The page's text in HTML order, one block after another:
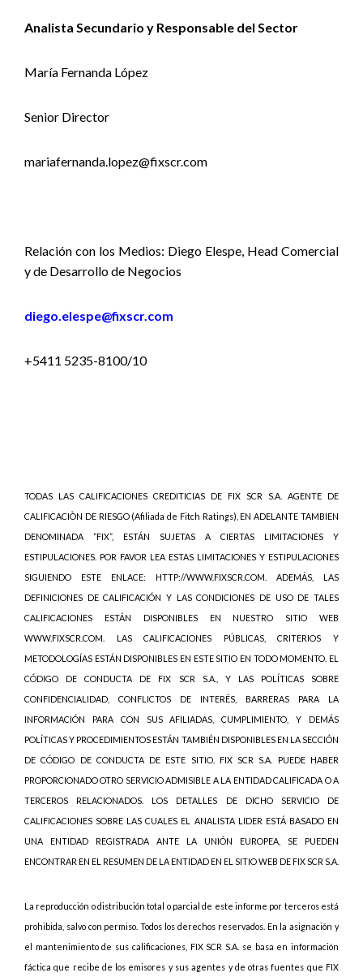
Analista Secundario y Responsable del Sector
María Fernanda López
Senior Director
mariafernanda.lopez@fixscr.com
Relación con los Medios: Diego Elespe, Head Comercial
y de Desarrollo de Negocios
diego.elespe@fixscr.com
+5411 5235-8100/10
TODAS LAS CALIFICACIONES CREDITICIAS DE FIX SCR S.A. AGENTE DE
CALIFICACIÒN DE RIESGO (Afiliada de Fitch Ratings), EN ADELANTE TAMBIEN
DENOMINADA “FIX”, ESTÁN SUJETAS A CIERTAS LIMITACIONES Y
ESTIPULACIONES. POR FAVOR LEA ESTAS LIMITACIONES Y ESTIPULACIONES
SIGUIENDO ESTE ENLACE: HTTP://WWW.FIXSCR.COM. ADEMÁS, LAS
DEFINICIONES DE CALIFICACIÓN Y LAS CONDICIONES DE USO DE TALES
CALIFICACIONES ESTÁN DISPONIBLES EN NUESTRO SITIO WEB
WWW.FIXSCR.COM. LAS CALIFICACIONES PÚBLICAS, CRITERIOS Y
METODOLOGÍAS ESTÁN DISPONIBLES EN ESTE SITIO EN TODO MOMENTO. EL
CÓDIGO DE CONDUCTA DE FIX SCR S.A., Y LAS POLÍTICAS SOBRE
CONFIDENCIALIDAD, CONFLICTOS DE INTERÉS, BARRERAS PARA LA
INFORMACIÓN PARA CON SUS AFILIADAS, CUMPLIMIENTO, Y DEMÁS
POLÍTICAS Y PROCEDIMIENTOS ESTÁN TAMBIÉN DISPONIBLES EN LA SECCIÓN
DE CÓDIGO DE CONDUCTA DE ESTE SITIO. FIX SCR S.A. PUEDE HABER
PROPORCIONADO OTRO SERVICIO ADMISIBLE A LA ENTIDAD CALIFICADA O A
TERCEROS RELACIONADOS. LOS DETALLES DE DICHO SERVICIO DE
CALIFICACIONES SOBRE LAS CUALES EL ANALISTA LIDER ESTÁ BASADO EN
UNA ENTIDAD REGISTRADA ANTE LA UNIÓN EUROPEA, SE PUEDEN
ENCONTRAR EN EL RESUMEN DE LA ENTIDAD EN EL SITIO WEB DE FIX SCR S.A.
La reproducción o distribución total o parcial de este informe por terceros está
prohibida, salvo con permiso. Todos los derechos reservados. En la asignación y
el mantenimiento de sus calificaciones, FIX SCR S.A. se basa en información
fáctica que recibe de los emisores y sus agentes y de otras fuentes que FIX